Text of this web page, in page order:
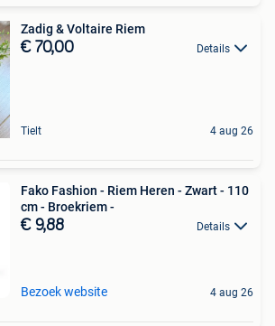
Zadig & Voltaire Riem
€ 70,00 Details
Tielt 4 aug 26
Fako Fashion - Riem Heren - Zwart - 110
cm - Broekriem -
€ 9,88 Details
Bezoek website 4 aug 26